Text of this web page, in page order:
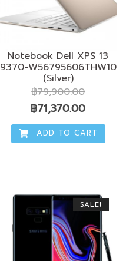
Notebook Dell XPS 13
9370-W56795606THW10
(Silver)
฿79,900.00
Original
price
was:
฿71,370.00Current
price
is:
ADD TO CART
SALE!